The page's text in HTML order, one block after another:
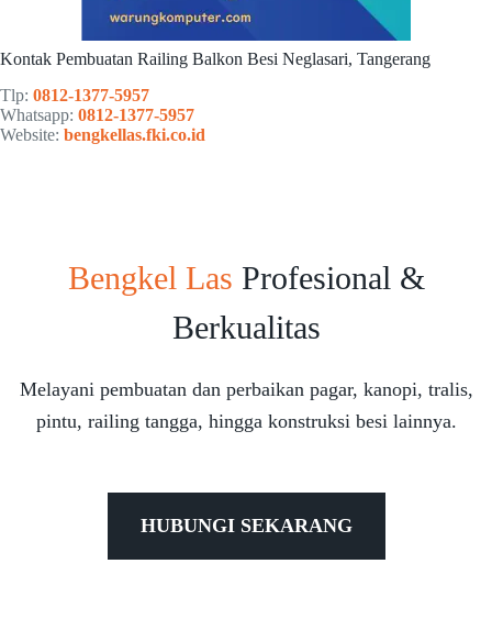
Kontak Pembuatan Railing Balkon Besi Neglasari, Tangerang
Tlp: 0812-1377-5957
Whatsapp: 0812-1377-5957
Website: bengkellas.fki.co.id
Bengkel Las Profesional &
Berkualitas
Melayani pembuatan dan perbaikan pagar, kanopi, tralis,
pintu, railing tangga, hingga konstruksi besi lainnya.
HUBUNGI SEKARANG